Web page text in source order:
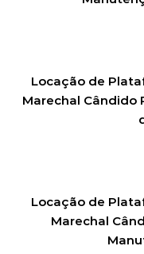
Locação de
Marechal Cândido
Locação de
Marechal